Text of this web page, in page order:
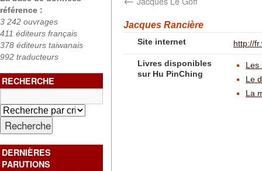
référence :
3 242 ouvrages
411 éditeurs français
378 éditeurs taiwanais
992 traducteurs
RECHERCHE
DERNIÈRES
PARUTIONS
Jacques Rancière
Site internet http://
Livres disponibles
sur Hu PinChing
Les
Le
La